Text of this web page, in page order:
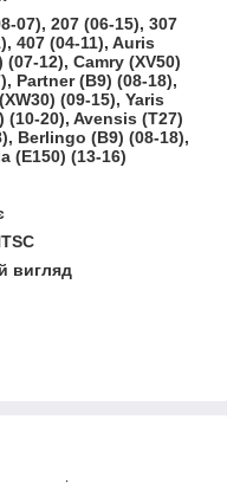
07), 207 (06-15), 307
407 (04-11), Auris
(07-12), Camry (XV50)
Partner (B9) (08-18),
(09-15), Yaris
(10-20), Avensis (T27)
Berlingo (B9) (08-18),
(E150) (13-16)
вигляд